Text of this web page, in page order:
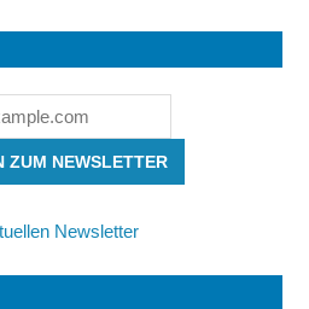
ZUM NEWSLETTER
Newsletter